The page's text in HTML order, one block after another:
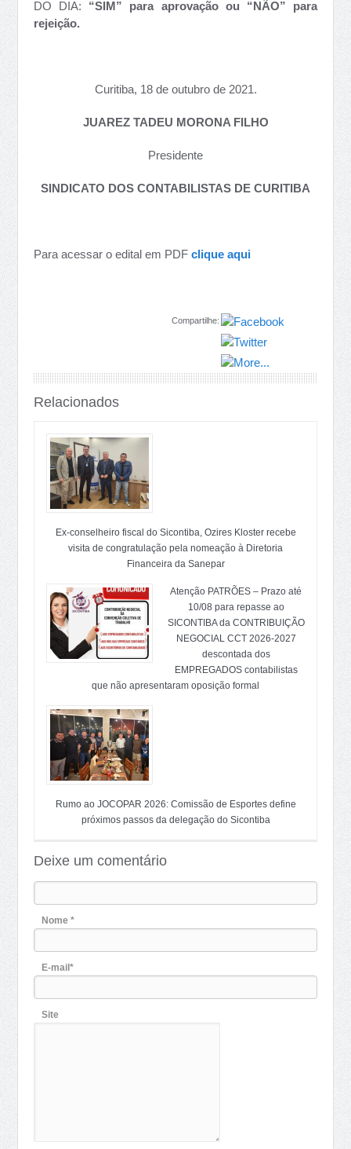
DO DIA: “SIM” para aprovação ou “NÃO” para
rejeição.
Curitiba, 18 de outubro de 2021.
JUAREZ TADEU MORONA FILHO
Presidente
SINDICATO DOS CONTABILISTAS DE CURITIBA
Para acessar o edital em PDFclique aqui
Compartilhe:
Relacionados
Ex-conselheiro fiscal do Sicontiba, Ozires Kloster recebe
visita de congratulação pela nomeação à Diretoria
Financeira da Sanepar
Atenção PATRÕES – Prazo até
10/08 para repasse ao
SICONTIBA da CONTRIBUIÇÃO
NEGOCIAL CCT 2026-2027
descontada dos
EMPREGADOS contabilistas
que não apresentaram oposição formal
Rumo ao JOCOPAR 2026: Comissão de Esportes define
próximos passos da delegação do Sicontiba
Deixe um comentário
Nome *
E-mail*
Site